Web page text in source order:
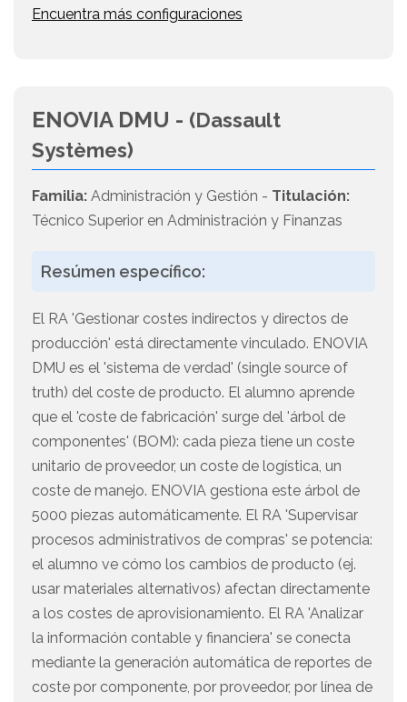
Encuentra más configuraciones
ENOVIA DMU - (Dassault
Systèmes)
Familia: Administración y Gestión - Titulación:
Técnico Superior en Administración y Finanzas
Resúmen específico:
El RA 'Gestionar costes indirectos y directos de
producción' está directamente vinculado. ENOVIA
DMU es el 'sistema de verdad' (single source of
truth) del coste de producto. El alumno aprende
que el 'coste de fabricación' surge del 'árbol de
componentes' (BOM): cada pieza tiene un coste
unitario de proveedor, un coste de logística, un
coste de manejo. ENOVIA gestiona este árbol de
5000 piezas automáticamente. El RA 'Supervisar
procesos administrativos de compras' se potencia:
el alumno ve cómo los cambios de producto (ej.
usar materiales alternativos) afectan directamente
a los costes de aprovisionamiento. El RA 'Analizar
la información contable y financiera' se conecta
mediante la generación automática de reportes de
coste por componente, por proveedor, por línea de